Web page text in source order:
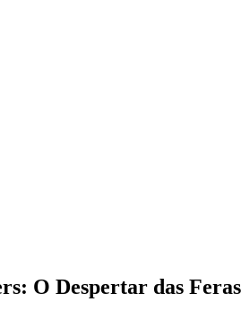
O Despertar das